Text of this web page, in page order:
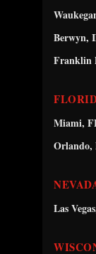
Berwyn,
Franklin
Miami,
Orlando,
Las